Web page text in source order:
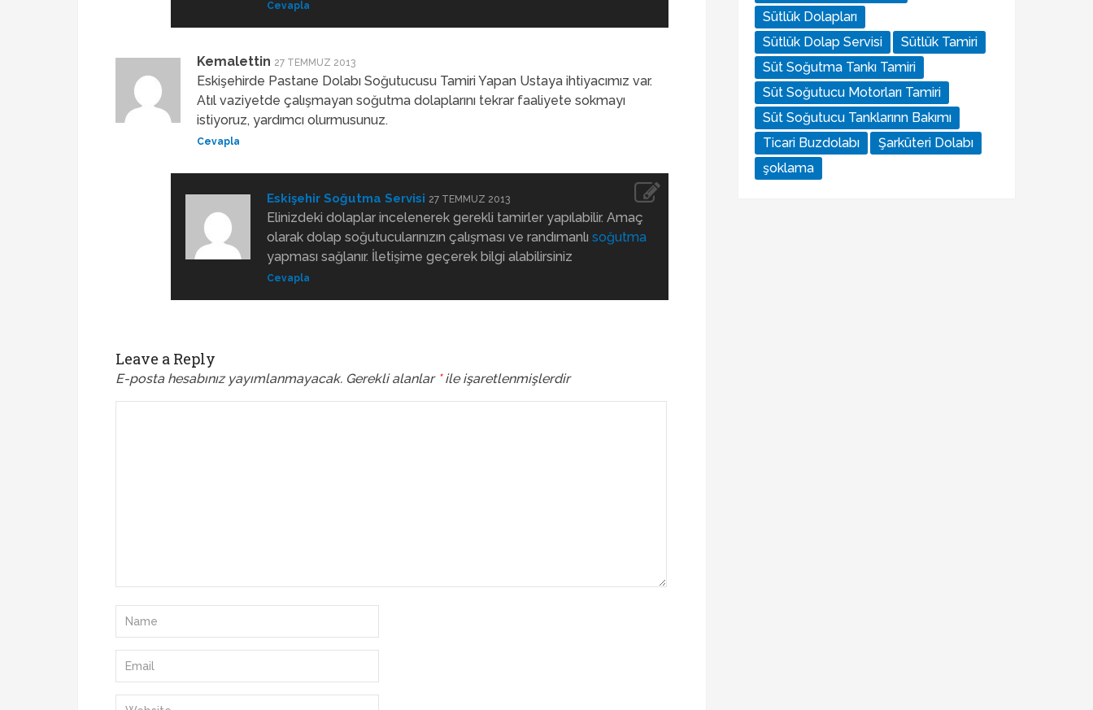
Cevapla
Kemalettin 27 TEMMUZ 2013
Eskişehirde Pastane Dolabı Soğutucusu Tamiri Yapan Ustaya ihtiyacımız var.
Atıl vaziyetde çalışmayan soğutma dolaplarını tekrar faaliyete sokmayı
istiyoruz, yardımcı olurmusunuz.
Cevapla
Eskişehir Soğutma Servisi 27 TEMMUZ 2013
Elinizdeki dolaplar incelenerek gerekli tamirler yapılabilir. Amaç
olarak dolap soğutucularınızın çalışması ve randımanlısoğutma
yapması sağlanır. İletişime geçerek bilgi alabilirsiniz
Cevapla
Leave a Reply
E-posta hesabınız yayımlanmayacak. Gerekli alanlar *ile işaretlenmişlerdir
Sütlük Dolapları
Sütlük Dolap Servisi
Sütlük Tamiri
Süt Soğutma Tankı Tamiri
Süt Soğutucu Motorları Tamiri
Süt Soğutucu Tanklarınn Bakımı
Ticari Buzdolabı
Şarküteri Dolabı
şoklama